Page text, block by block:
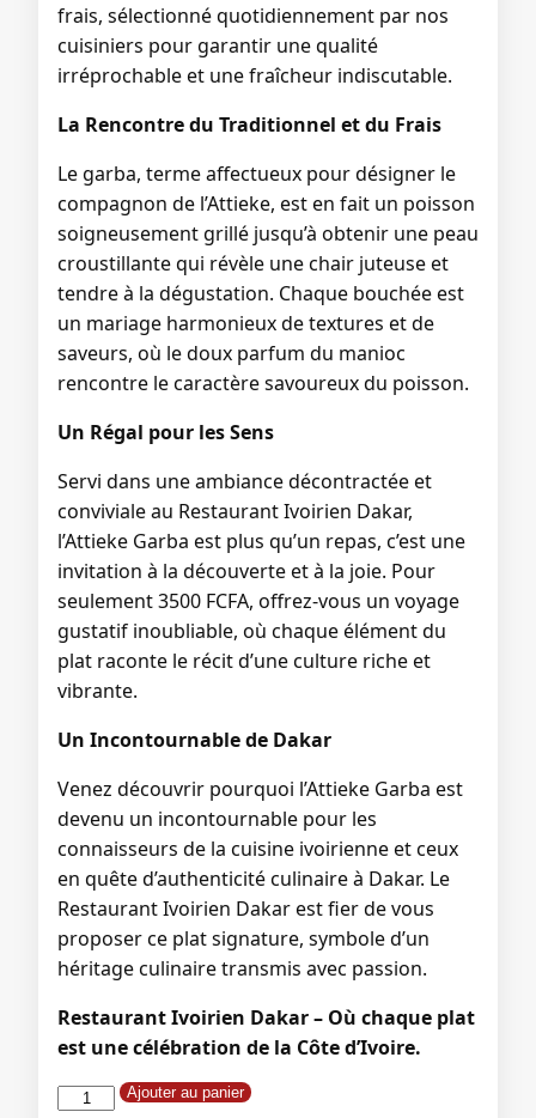
frais, sélectionné quotidiennement par nos
cuisiniers pour garantir une qualité
irréprochable et une fraîcheur indiscutable.
La Rencontre du Traditionnel et du Frais
Le garba, terme affectueux pour désigner le
compagnon de l’Attieke, est en fait un poisson
soigneusement grillé jusqu’à obtenir une peau
croustillante qui révèle une chair juteuse et
tendre à la dégustation. Chaque bouchée est
un mariage harmonieux de textures et de
saveurs, où le doux parfum du manioc
rencontre le caractère savoureux du poisson.
Un Régal pour les Sens
Servi dans une ambiance décontractée et
conviviale au Restaurant Ivoirien Dakar,
l’Attieke Garba est plus qu’un repas, c’est une
invitation à la découverte et à la joie. Pour
seulement 3500 FCFA, offrez-vous un voyage
gustatif inoubliable, où chaque élément du
plat raconte le récit d’une culture riche et
vibrante.
Un Incontournable de Dakar
Venez découvrir pourquoi l’Attieke Garba est
devenu un incontournable pour les
connaisseurs de la cuisine ivoirienne et ceux
en quête d’authenticité culinaire à Dakar. Le
Restaurant Ivoirien Dakar est fier de vous
proposer ce plat signature, symbole d’un
héritage culinaire transmis avec passion.
Restaurant Ivoirien Dakar – Où chaque plat
est une célébration de la Côte d’Ivoire.
quantitéAjouter au panier